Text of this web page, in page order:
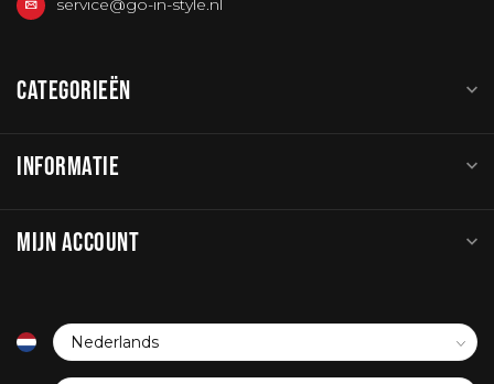
service@go-in-style.nl
CATEGORIEËN
INFORMATIE
MIJN ACCOUNT